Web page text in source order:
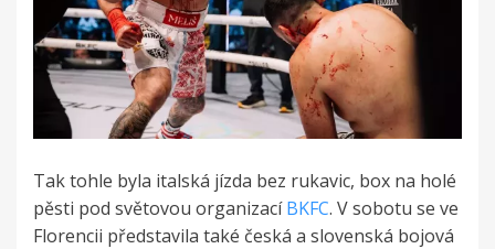
Tak tohle byla italská jízda bez rukavic, box na holé
pěsti pod světovou organizacíBKFC. V sobotu se ve
Florencii představila také česká a slovenská bojová